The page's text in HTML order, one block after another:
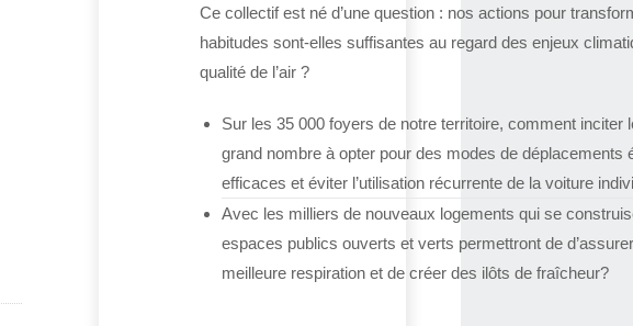
Ce collectif est né d’une question : nos actions pour
habitudes sont-elles suffisantes au regard des enjeux
qualité de l’air ?
Sur les 35 000 foyers de notre territoire, comment inciter
grand nombre à opter pour des modes de déplacements
efficaces et éviter l’utilisation récurrente de la voiture
Avec les milliers de nouveaux logements qui se
espaces publics ouverts et verts permettront de
meilleure respiration et de créer des ilôts de fraîcheur?